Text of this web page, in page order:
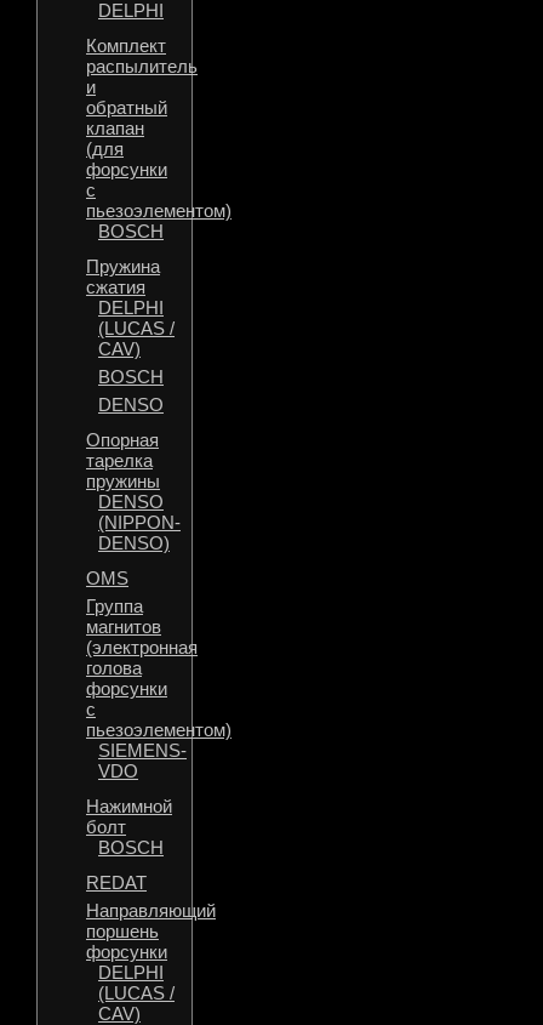
DELPHI
Комплект
распылитель
и
обратный
клапан
(для
форсунки
с
пьезоэлементом)
BOSCH
Пружина
сжатия
DELPHI
(LUCAS /
CAV)
BOSCH
DENSO
Опорная
тарелка
пружины
DENSO
(NIPPON-
DENSO)
OMS
Группа
магнитов
(электронная
голова
форсунки
с
пьезоэлементом)
SIEMENS-
VDO
Нажимной
болт
BOSCH
REDAT
Направляющий
поршень
форсунки
DELPHI
(LUCAS /
CAV)